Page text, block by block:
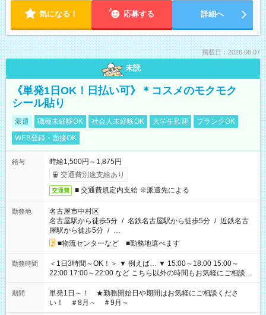
気になる！ 応募する 詳細へ
掲載日：2026.08.07
未読
《単発1日OK！日払い可》＊コスメのモクモク
シール貼り
派遣 職種未経験OK 社会人未経験OK 大学生歓迎
ブランクOK
WEB登録・面接OK
給与
時給1,500円～1,875円
交通費別途支給あり
交通費 ■ 交通費規定内支給 ※派遣先による
勤務地
名古屋市中村区
名古屋駅から徒歩5分 / 名鉄名古屋駅から徒歩5分 / 近鉄名古
屋駅から徒歩5分 / …
■物流センターなど ■勤務地選べます
勤務時間
＜1日3時間～OK！＞ ▼ 例えば… ▼ 15:00～18:00 15:00～
22:00 17:00～22:00 など こちら以外の時間もお気軽にご相談く
ださい！
期間
単発1日～！ ★勤務開始日や期間はお気軽にご相談くださ
い！ ＃8月～ ＃9月～